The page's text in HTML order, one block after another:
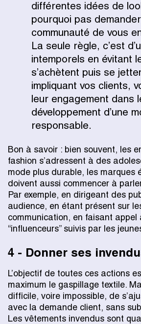
différentes idées de
pourquoi pas
communauté de vous
La seule règle, c’est
intemporels en évitant
s’achètent puis se
impliquant vos clients,
leur engagement dans
développement d’une
responsable.
Bon à savoir : bien souvent, les
fashion s’adressent à des
mode plus durable, les marques
doivent aussi commencer à
Par exemple, en dirigeant des
audience, en étant présent sur
communication, en faisant appel
“influenceurs” suivis par les
4 - Donner ses
L’objectif de toutes ces actions
maximum le gaspillage textile.
difficile, voire impossible, de
avec la demande client, sans
Les vêtements invendus sont